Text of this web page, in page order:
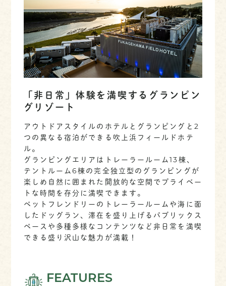
「非日常」体験を満喫するグランピン
グリゾート
アウトドアスタイルのホテルとグランピングと2
つの異なる宿泊ができる吹上浜フィールドホテ
ル。
グランピングエリアはトレーラールーム13棟、
テントルーム6棟の完全独立型のグランピングが
楽しめ自然に囲まれた開放的な空間でプライベー
トな時間を存分に満喫できます。
ペットフレンドリーのトレーラールームや海に面
したドッグラン、滞在を盛り上げるパブリックス
ペースや多種多様なコンテンツなど非日常を満喫
できる盛り沢山な魅力が満載！
FEATURES